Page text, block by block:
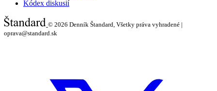
Kódex diskusií
© 2026 Denník Štandard, Všetky práva vyhradené |
oprava@standard.sk